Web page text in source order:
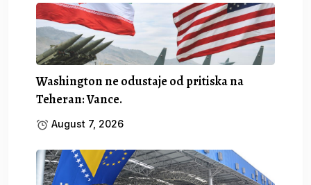
Washington ne odustaje od pritiska na
Teheran: Vance.
August 7, 2026